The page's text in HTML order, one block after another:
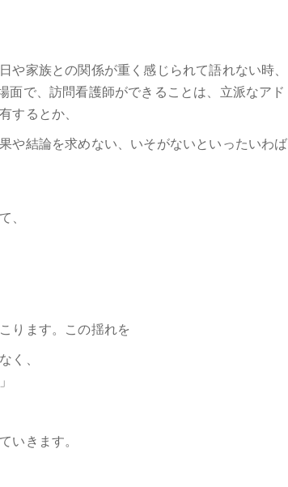
家族との関係が重く感じられて語れない時、
で、訪問看護師ができることは、立派なアド
するとか、
や結論を求めない、いそがないといったいわば
、
ります。この揺れを
く、
いきます。